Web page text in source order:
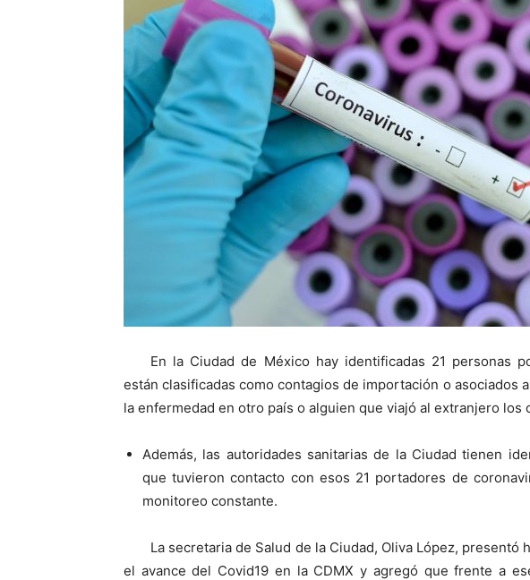
En la Ciudad de México hay identificadas 21 personas
están clasificadas como contagios de importación o asociados
la enfermedad en otro país o alguien que viajó al extranjero los
Además, las autoridades sanitarias de la Ciudad tienen
que tuvieron contacto con esos 21 portadores de
monitoreo constante.
La secretaria de Salud de la Ciudad, Oliva López,
el avance del Covid19 en la CDMX y agregó que frente a